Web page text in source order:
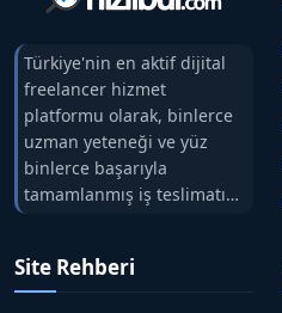
Türkiye'nin en aktif dijital
freelancer hizmet
platformu olarak, binlerce
uzman yeteneği ve yüz
binlerce başarıyla
tamamlanmış iş teslimatını
tek çatıda buluşturuyoruz.
arasındaki süreci risksiz
alışveriş sistemi ile koruyan
Site Rehberi